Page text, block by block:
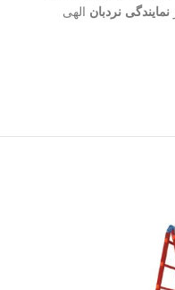
نمایندگی نردبان الهی